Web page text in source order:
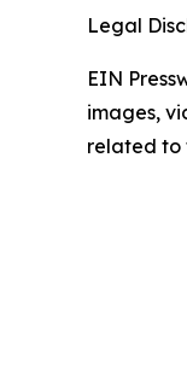
Legal
EIN
images,
related to